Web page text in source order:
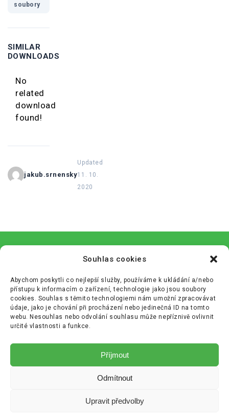
Souhlas cookies
Abychom poskytli co nejlepší služby, používáme k ukládání a/nebo
přístupu k informacím o zařízení, technologie jako jsou soubory
cookies. Souhlas s těmito technologiemi nám umožní zpracovávat
údaje, jako je chování při procházení nebo jedinečná ID na tomto
webu. Nesouhlas nebo odvolání souhlasu může nepříznivě ovlivnit
určité vlastnosti a funkce.
Příjmout
Odmítnout
Upravit předvolby
soubory
SIMILAR
DOWNLOADS
No
related
download
found!
jakub.srnensky
Updated
11. 10.
2020
Zásady ochrany osobních údajů (GDPR)